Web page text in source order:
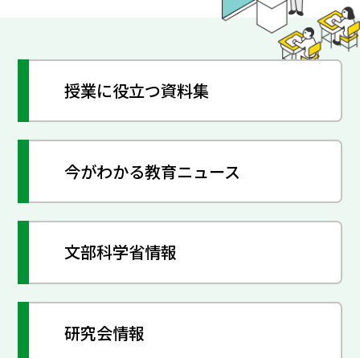
授業に役立つ資料集
今がわかる教育ニュース
文部科学省情報
研究会情報